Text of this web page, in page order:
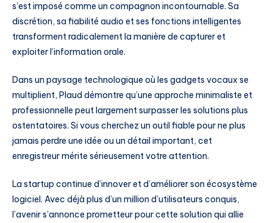
s’est imposé comme un compagnon incontournable. Sa
discrétion, sa fiabilité audio et ses fonctions intelligentes
transforment radicalement la manière de capturer et
exploiter l’information orale.
Dans un paysage technologique où les gadgets vocaux se
multiplient, Plaud démontre qu’une approche minimaliste et
professionnelle peut largement surpasser les solutions plus
ostentatoires. Si vous cherchez un outil fiable pour ne plus
jamais perdre une idée ou un détail important, cet
enregistreur mérite sérieusement votre attention.
La startup continue d’innover et d’améliorer son écosystème
logiciel. Avec déjà plus d’un million d’utilisateurs conquis,
l’avenir s’annonce prometteur pour cette solution qui allie